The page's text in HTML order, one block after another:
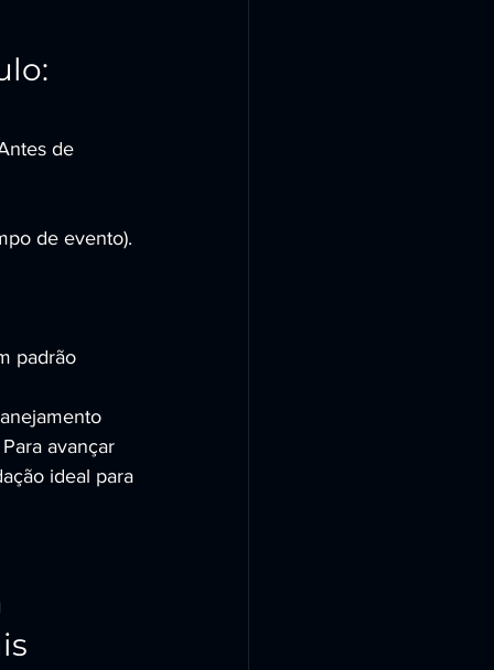
de
de evento).
padrão
avançar
ideal para